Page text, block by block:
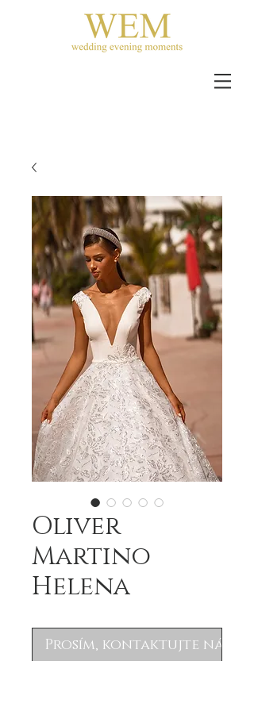
Oliver
Martino
Helena
Prosím, kontaktujte nás